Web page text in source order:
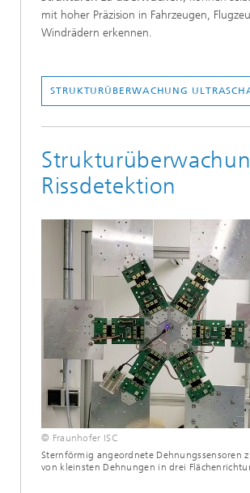
mit hoher Präzision in Fahrzeugen,
Windrädern erkennen.
STRUKTURÜBERWACHUNG
Rissdetektion
© Fraunhofer ISC
Sternförmig angeordnete Dehnungssensoren
von kleinsten Dehnungen in drei